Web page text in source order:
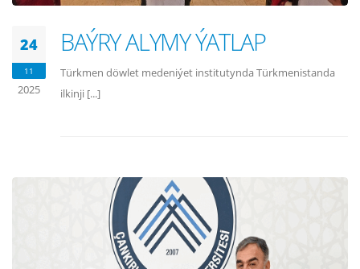
24
11
2025
BAÝRY ALYMY ÝATLAP
Türkmen döwlet medeniýet institutynda Türkmenistanda
ilkinji [...]